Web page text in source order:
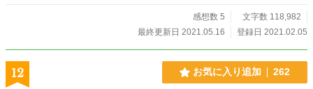
感想数 5
文字数 118,982
最終更新日 2021.05.16
登録日 2021.02.05
12 お気に入り追加 262